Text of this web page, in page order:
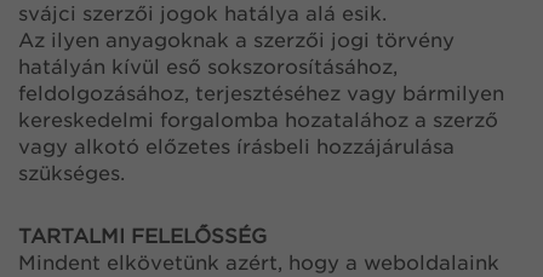
svájci szerzői jogok hatálya alá esik.
Az ilyen anyagoknak a szerzői jogi törvény
hatályán kívül eső sokszorosításához,
feldolgozásához, terjesztéséhez vagy bármilyen
kereskedelmi forgalomba hozatalához a szerző
vagy alkotó előzetes írásbeli hozzájárulása
szükséges.
TARTALMI FELELŐSSÉG
Mindent elkövetünk azért, hogy a weboldalaink